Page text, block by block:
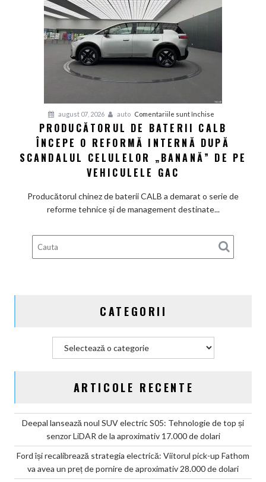
avea
dolari
august 07, 2026 auto Comentariile sunt închise
Producătorul
de
baterii
scandalul
celulelor
PRODUCĂTORUL DE BATERII CALB
ÎNCEPE O REFORMĂ INTERNĂ DUPĂ
SCANDALUL CELULELOR „BANANĂ” DE PE
VEHICULELE GAC
Producătorul chinez de baterii CALB a demarat o serie de
reforme tehnice și de management destinate...
CATEGORII
ARTICOLE RECENTE
Deepal lansează noul SUV electric S05: Tehnologie de top și
senzor LiDAR de la aproximativ 17.000 de dolari
Ford își recalibrează strategia electrică: Viitorul pick-up Fathom
va avea un preț de pornire de aproximativ 28.000 de dolari